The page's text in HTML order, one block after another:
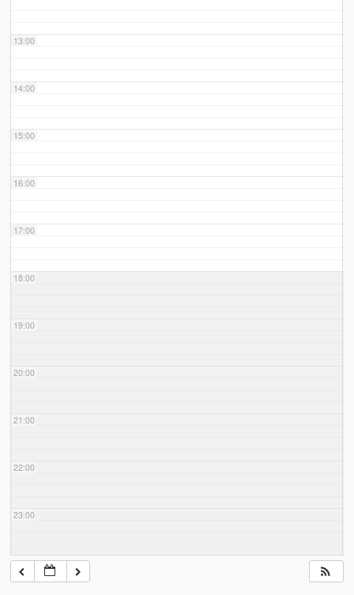
13:00
14:00
15:00
16:00
17:00
18:00
19:00
20:00
21:00
22:00
23:00